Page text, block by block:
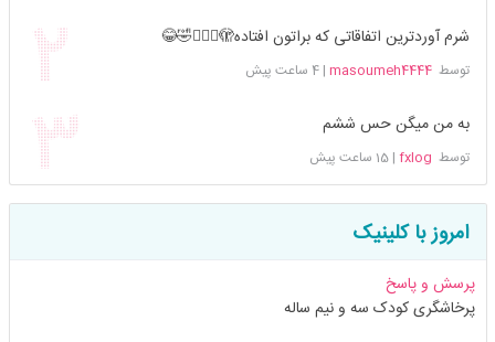
شرم آوردترین اتفاقاتی که براتون افتاده🫣🤦🏻‍♀️🤣😂
توسطmasoumeh4444
|4 ساعت پیش
به من میگن حس ششم
توسط fxlog
|15 ساعت پیش
امروز با کلینیک
پرسش و پاسخ
پرخاشگری کودک سه و نیم ساله